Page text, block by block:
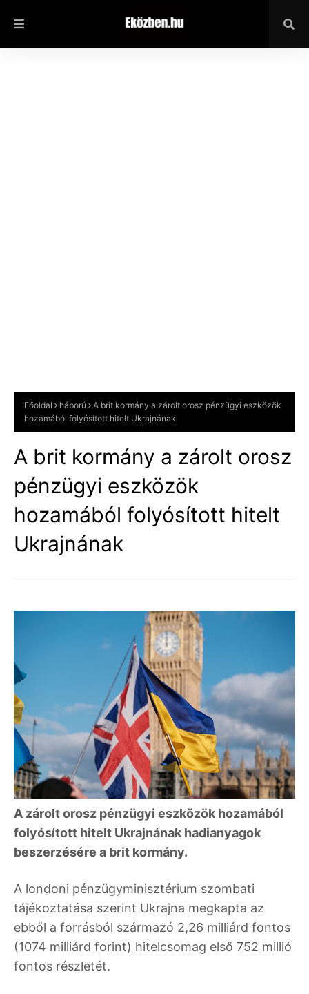
Főoldal háború
A brit kormány a zárolt orosz pénzügyi eszközök
hozamából folyósított hitelt Ukrajnának
A brit kormány a zárolt orosz
pénzügyi eszközök
hozamából folyósított hitelt
Ukrajnának
A zárolt orosz pénzügyi eszközök hozamából
folyósított hitelt Ukrajnának hadianyagok
beszerzésére a brit kormány.
A londoni pénzügyminisztérium szombati
tájékoztatása szerint Ukrajna megkapta az
ebből a forrásból származó 2,26 milliárd fontos
(1074 milliárd forint) hitelcsomag első 752 millió
fontos részletét.